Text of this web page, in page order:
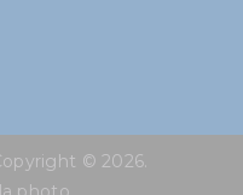
© 2026.